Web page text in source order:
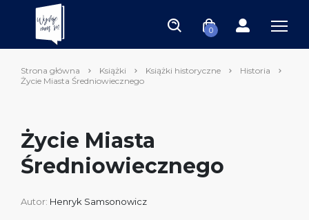
0
Strona główna Książki Książki historyczne
Historia
Życie Miasta Średniowiecznego
Życie Miasta
Średniowiecznego
Autor: Henryk Samsonowicz